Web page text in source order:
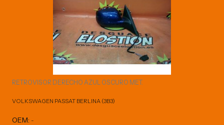
RETROVISOR DERECHO AZUL OSCURO MET.
VOLKSWAGEN PASSAT BERLINA (3B3)
OEM: -